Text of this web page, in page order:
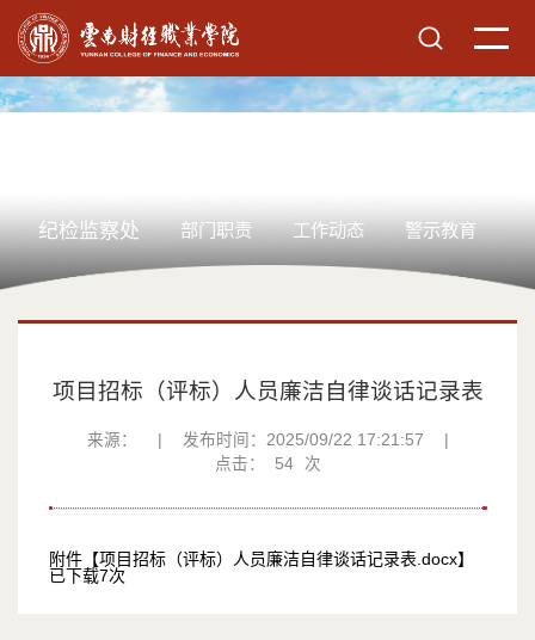
纪检监察处 部门职责 工作动态 警示教育
项目招标（评标）人员廉洁自律谈话记录表
来源： 发布时间：2025/09/22 17:21:57
点击：
54 次
附件【项目招标（评标）人员廉洁自律谈话记录表.docx】
已下载7次